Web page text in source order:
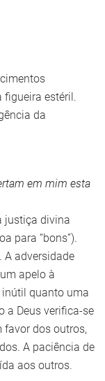
figueira estéril.
da
em mim esta
justiça divina
para “bons”).
A adversidade
apelo à
inútil quanto uma
a Deus verifica-se
favor dos outros,
A paciência de
aos outros.